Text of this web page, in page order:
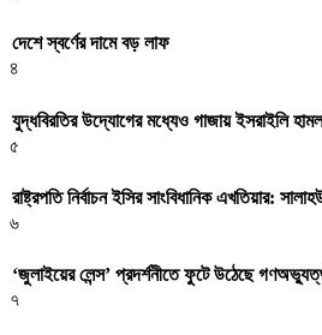
দেশে স্বর্ণের দামে বড় লাফ
৪
যুদ্ধবিরতির উদ্যোগের মধ্যেও গাজায় ইসরাইলি
৫
রাষ্ট্রপতি নির্বাচন ইসির সাংবিধানিক এখতিয়ার:
৬
‘জুলাইয়ের লেন্স’ প্রদর্শনীতে ফুটে উঠেছে
৭